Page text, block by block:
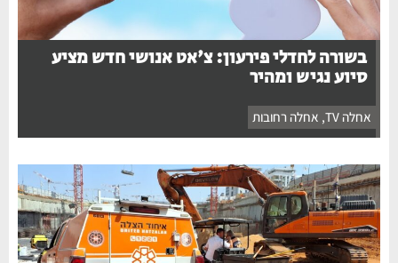
בשורה לחדלי פירעון: צ'אט אנושי חדש מציע
סיוע נגיש ומהיר
אחלה TV ,אחלה רחובות